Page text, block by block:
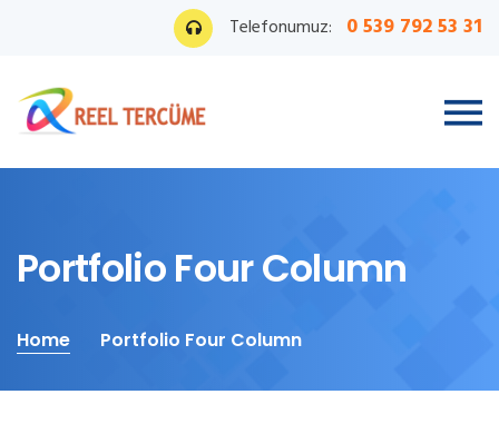
Telefonumuz: 0 539 792 53 31
Portfolio Four Column
Home Portfolio Four Column